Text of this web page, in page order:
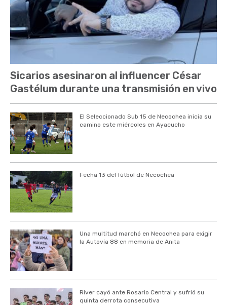
Sicarios asesinaron al influencer César
Gastélum durante una transmisión en vivo
El Seleccionado Sub 15 de Necochea inicia su
camino este miércoles en Ayacucho
Fecha 13 del fútbol de Necochea
Una multitud marchó en Necochea para exigir
la Autovía 88 en memoria de Anita
River cayó ante Rosario Central y sufrió su
quinta derrota consecutiva